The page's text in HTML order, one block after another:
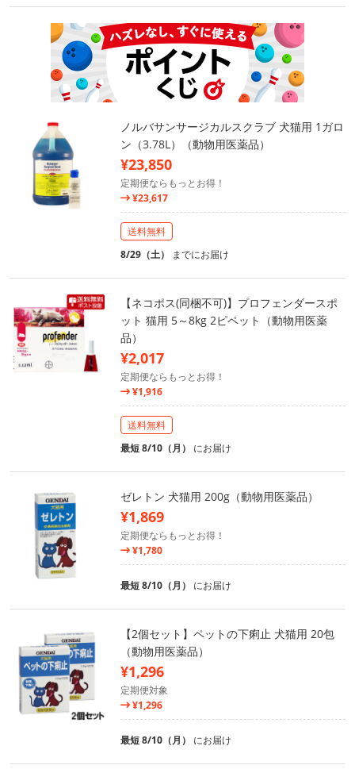
ノルバサンサージカルスクラブ 犬猫用 1ガロ
ン（3.78L）（動物用医薬品）
¥23,850
定期便ならもっとお得！
¥23,617
送料無料
8/29（土）
までにお届け
【ネコポス(同梱不可)】プロフェンダースポ
ット 猫用 5～8kg 2ピペット（動物用医薬
品）
¥2,017
定期便ならもっとお得！
¥1,916
送料無料
最短 8/10（月） にお届け
ゼレトン 犬猫用 200g（動物用医薬品）
¥1,869
定期便ならもっとお得！
¥1,780
最短 8/10（月） にお届け
【2個セット】ペットの下痢止 犬猫用 20包
（動物用医薬品）
¥1,296
定期便対象
¥1,296
最短 8/10（月） にお届け